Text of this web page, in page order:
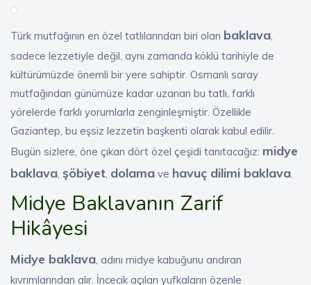
Türk mutfağının en özel tatlılarından biri olan baklava,
sadece lezzetiyle değil, aynı zamanda köklü tarihiyle de
kültürümüzde önemli bir yere sahiptir. Osmanlı saray
mutfağından günümüze kadar uzanan bu tatlı, farklı
yörelerde farklı yorumlarla zenginleşmiştir. Özellikle
Gaziantep, bu eşsiz lezzetin başkenti olarak kabul edilir.
Bugün sizlere, öne çıkan dört özel çeşidi tanıtacağız: midye
baklava, şöbiyet, dolama ve havuç dilimi baklava.
Midye Baklavanın Zarif
Hikâyesi
Midye baklava, adını midye kabuğunu andıran
kıvrımlarından alır. İncecik açılan yufkaların özenle